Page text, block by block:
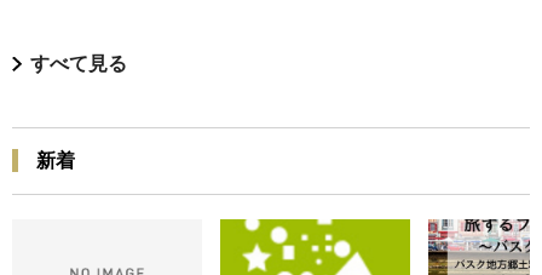
すべて見る
新着